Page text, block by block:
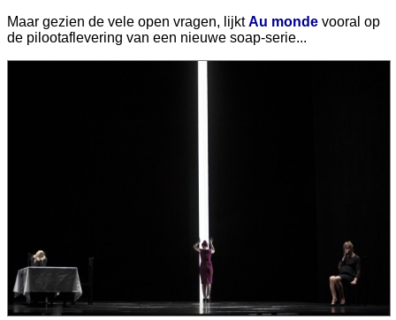
Maar gezien de vele open vragen, lijktAu monde vooral op
de pilootaflevering van een nieuwe soap-serie...